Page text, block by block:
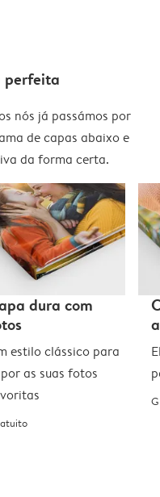
perfeita
nós já passámos por
de capas abaixo e
da forma certa.
dura com
estilo clássico para
as suas fotos